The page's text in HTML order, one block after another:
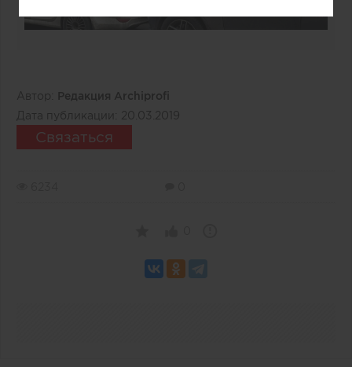
Автор:
Редакция Archiprofi
Дата публикации:
20.03.2019
Связаться